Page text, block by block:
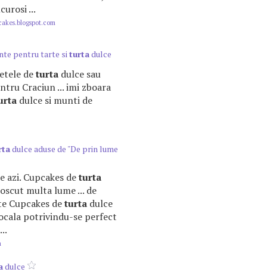
...
pentru tarte siturtadulce
deturta dulce sau
Craciun ... imi zboara
dulce si munti de
dulce aduse de "De prin lume
azi. Cupcakes deturta
multa lume ... de
Cupcakes deturta dulce
potrivindu-se perfect
dulce